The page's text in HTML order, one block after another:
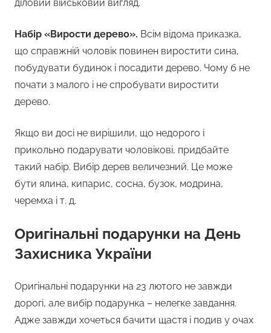
діловий військовий вигляд.
Набір «Вирости дерево». Всім відома приказка,
що справжній чоловік повинен виростити сина,
побудувати будинок і посадити дерево. Чому б не
почати з малого і не спробувати виростити
дерево.
Якщо ви досі не вирішили, що недорого і
прикольно подарувати чоловікові, придбайте
такий набір. Вибір дерев величезний. Це може
бути ялина, кипарис, сосна, бузок, модрина,
черемха і т. д.
Оригінальні подарунки на День
Захисника України
Оригінальні подарунки на 23 лютого не завжди
дорогі, але вибір подарунка – нелегке завдання.
Адже завжди хочеться бачити щастя і подив у очах